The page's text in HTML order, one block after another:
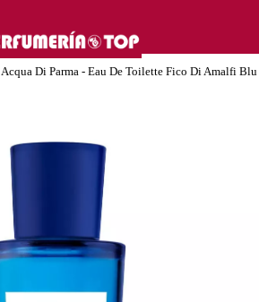
Acqua Di Parma - Eau De Toilette Fico Di Amalfi Blu